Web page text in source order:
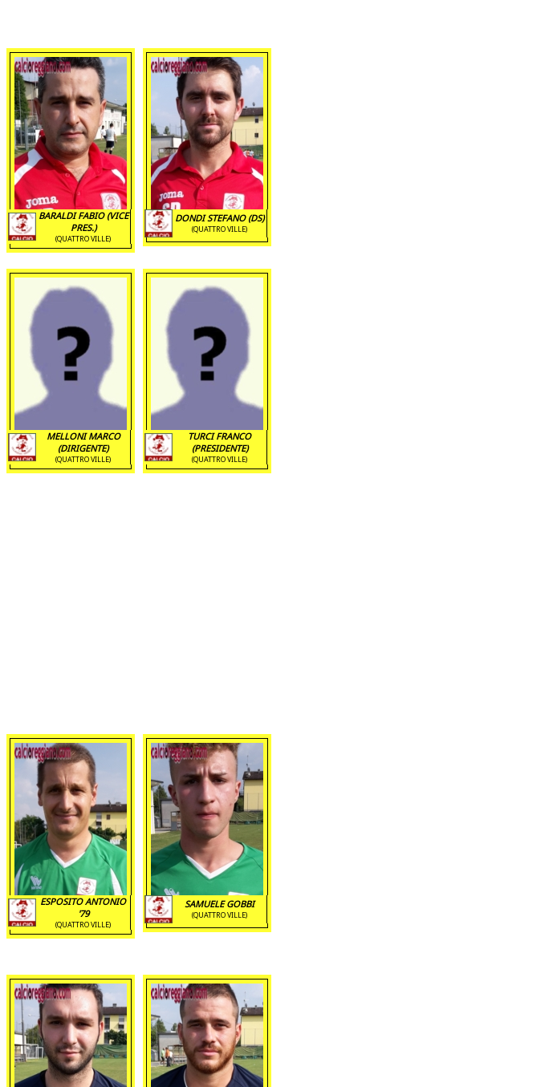
BARALDI FABIO (VICE
PRES.)
(QUATTRO VILLE)
DONDI STEFANO (DS)
(QUATTRO VILLE)
MELLONI MARCO
(DIRIGENTE)
(QUATTRO VILLE)
TURCI FRANCO
(PRESIDENTE)
(QUATTRO VILLE)
ESPOSITO ANTONIO
'79
(QUATTRO VILLE)
SAMUELE GOBBI
(QUATTRO VILLE)